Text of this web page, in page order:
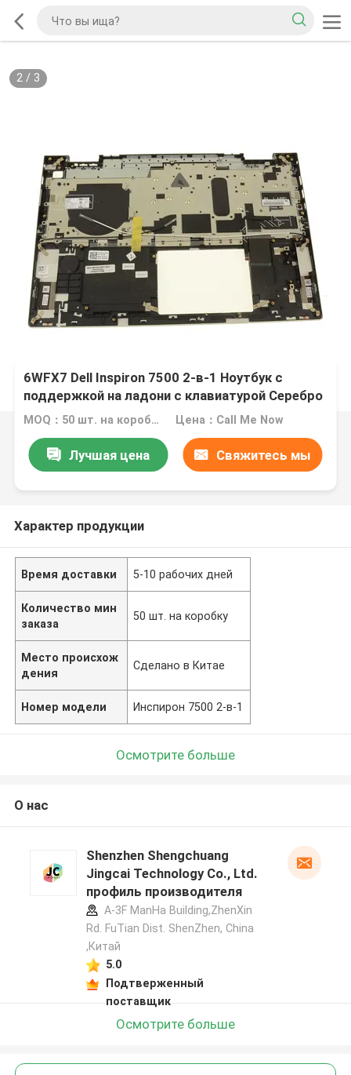
2/ 3
6WFX7 Dell Inspiron 7500 2-в-1 Ноутбук с
поддержкой на ладони с клавиатурой Серебро
MOQ：50 шт. на коробку Цена：Call Me Now
Лучшая цена Свяжитесь мы
Характер продукции
Время доставки 5-10 рабочих дней
Количество мин
заказа
50 шт. на коробку
Место происхож
дения
Сделано в Китае
Номер модели Инспирон 7500 2-в-1
Осмотрите больше
О нас
Shenzhen Shengchuang
Jingcai Technology Co., Ltd.
профиль производителя
A-3F ManHa Building,ZhenXin
Rd. FuTian Dist. ShenZhen, China
,Китай
5.0
Подтверженный
поставщик
Осмотрите больше